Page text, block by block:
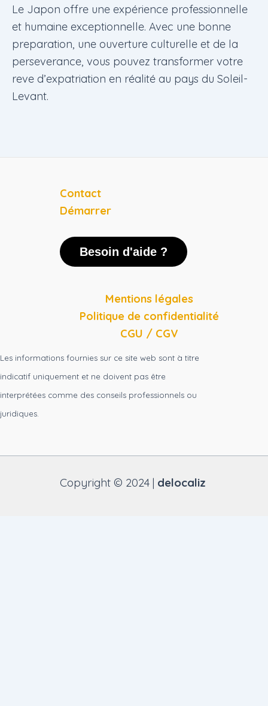
Le Japon offre une expérience professionnelle
et humaine exceptionnelle. Avec une bonne
preparation, une ouverture culturelle et de la
perseverance, vous pouvez transformer votre
reve d’expatriation en réalité au pays du Soleil-
Levant.
Contact
Démarrer
Besoin d'aide ?
Mentions légales
Politique de confidentialité
CGU / CGV
Les informations fournies sur ce site web sont à titre
indicatif uniquement et ne doivent pas être
interprétées comme des conseils professionnels ou
juridiques.
Copyright © 2024 | delocaliz